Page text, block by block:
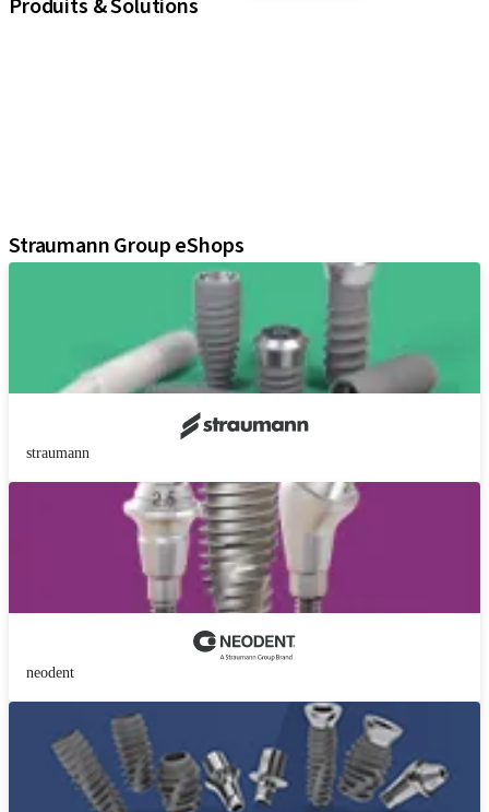
Produits & Solutions
Straumann Group eShops
straumann
neodent